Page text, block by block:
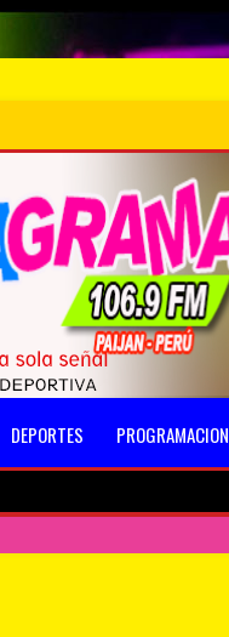
DEPORTES PROGRAMACION